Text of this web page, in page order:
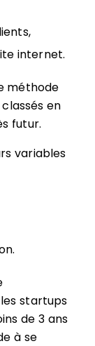
internet.
méthode
en
futur.
variables
startups
de 3 ans
à se